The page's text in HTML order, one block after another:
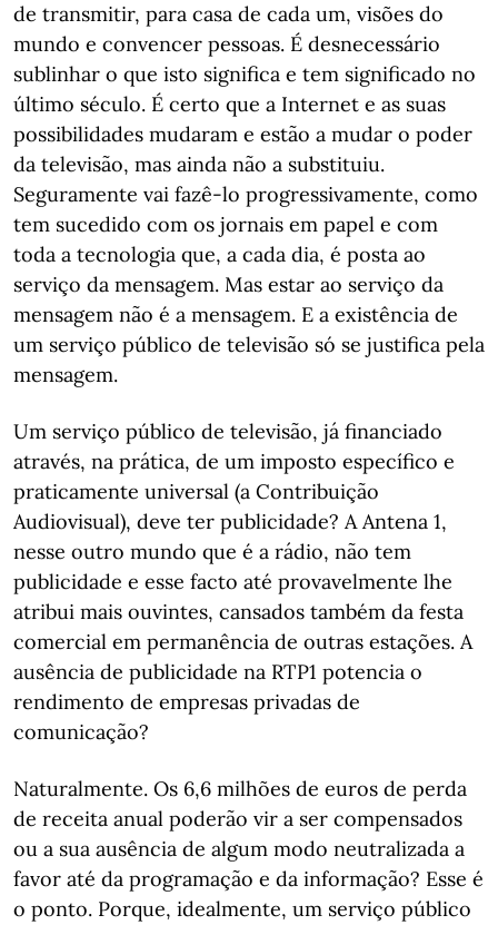
de transmitir, para casa de cada um, visões do
mundo e convencer pessoas. É desnecessário
sublinhar o que isto significa e tem significado no
último século. É certo que a Internet e as suas
possibilidades mudaram e estão a mudar o poder
da televisão, mas ainda não a substituiu.
Seguramente vai fazê-lo progressivamente, como
tem sucedido com os jornais em papel e com
toda a tecnologia que, a cada dia, é posta ao
serviço da mensagem. Mas estar ao serviço da
mensagem não é a mensagem. E a existência de
um serviço público de televisão só se justifica pela
mensagem.
Um serviço público de televisão, já financiado
através, na prática, de um imposto específico e
praticamente universal (a Contribuição
Audiovisual), deve ter publicidade? A Antena 1,
nesse outro mundo que é a rádio, não tem
publicidade e esse facto até provavelmente lhe
atribui mais ouvintes, cansados também da festa
comercial em permanência de outras estações. A
ausência de publicidade na RTP1 potencia o
rendimento de empresas privadas de
comunicação?
Naturalmente. Os 6,6 milhões de euros de perda
de receita anual poderão vir a ser compensados
ou a sua ausência de algum modo neutralizada a
favor até da programação e da informação? Esse é
o ponto. Porque, idealmente, um serviço público